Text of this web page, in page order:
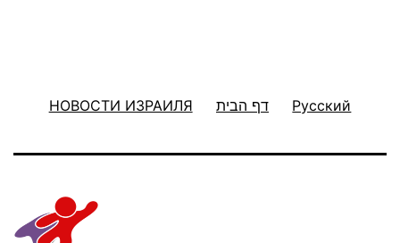
НОВОСТИ ИЗРАИЛЯ דף הבית Русский